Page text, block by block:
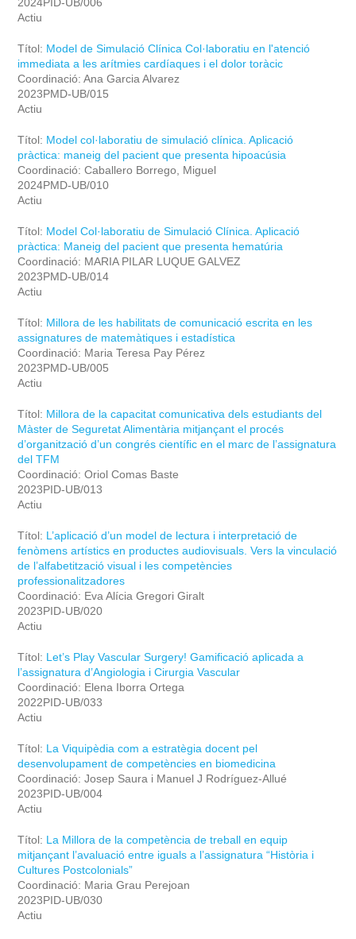
Actiu
Títol: Model de Simulació Clínica Col·laboratiu en l'atenció
immediata a les arítmies cardíaques i el dolor toràcic
Coordinació: Ana Garcia Alvarez
2023PMD-UB/015
Actiu
Títol: Model col·laboratiu de simulació clínica. Aplicació
pràctica: maneig del pacient que presenta hipoacúsia
Coordinació: Caballero Borrego, Miguel
2024PMD-UB/010
Actiu
Títol: Model Col·laboratiu de Simulació Clínica. Aplicació
pràctica: Maneig del pacient que presenta hematúria
Coordinació: MARIA PILAR LUQUE GALVEZ
2023PMD-UB/014
Actiu
Títol: Millora de les habilitats de comunicació escrita en les
assignatures de matemàtiques i estadística
Coordinació: Maria Teresa Pay Pérez
2023PMD-UB/005
Actiu
Títol: Millora de la capacitat comunicativa dels estudiants del
Màster de Seguretat Alimentària mitjançant el procés
d’organització d’un congrés científic en el marc de l’assignatura
del TFM
Coordinació: Oriol Comas Baste
2023PID-UB/013
Actiu
Títol: L’aplicació d’un model de lectura i interpretació de
fenòmens artístics en productes audiovisuals. Vers la vinculació
de l’alfabetització visual i les competències
professionalitzadores
Coordinació: Eva Alícia Gregori Giralt
2023PID-UB/020
Actiu
Títol: Let’s Play Vascular Surgery! Gamificació aplicada a
l’assignatura d’Angiologia i Cirurgia Vascular
Coordinació: Elena Iborra Ortega
2022PID-UB/033
Actiu
Títol: La Viquipèdia com a estratègia docent pel
desenvolupament de competències en biomedicina
Coordinació: Josep Saura i Manuel J Rodríguez-Allué
2023PID-UB/004
Actiu
Títol: La Millora de la competència de treball en equip
mitjançant l’avaluació entre iguals a l’assignatura “Història i
Cultures Postcolonials”
Coordinació: Maria Grau Perejoan
2023PID-UB/030
Actiu